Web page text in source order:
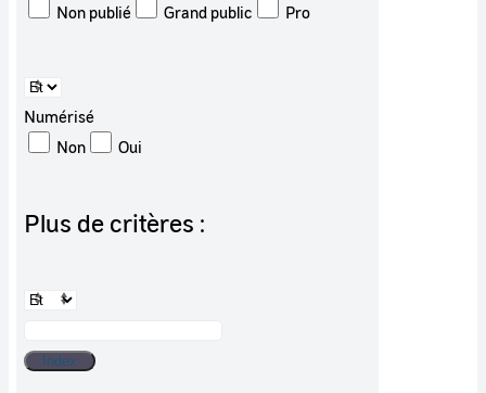
Non publié
Grand public Pro
Numérisé
Non
Oui
Plus de critères :